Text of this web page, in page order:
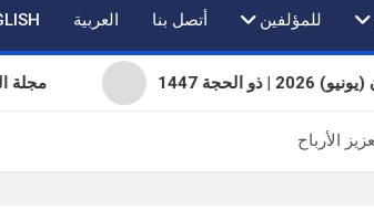
للمؤلفين أتصل بنا العربية
الأرباح